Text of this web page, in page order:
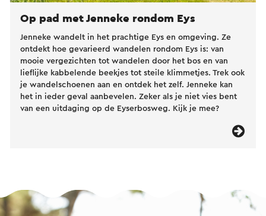
Op pad met Jenneke rondom Eys
Jenneke wandelt in het prachtige Eys en omgeving. Ze
ontdekt hoe gevarieerd wandelen rondom Eys is: van
mooie vergezichten tot wandelen door het bos en van
lieflijke kabbelende beekjes tot steile klimmetjes. Trek ook
je wandelschoenen aan en ontdek het zelf. Jenneke kan
het in ieder geval aanbevelen. Zeker als je niet vies bent
van een uitdaging op de Eyserbosweg. Kijk je mee?